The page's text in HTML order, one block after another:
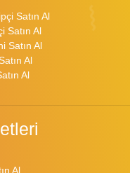
Satın Al
Satın Al
Satın Al
Al
Al
Al